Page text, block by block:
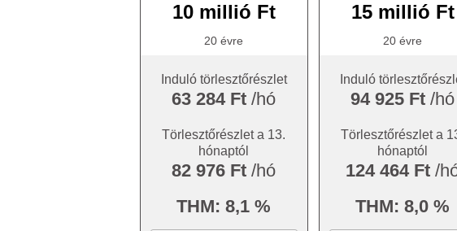
10 millió Ft
20 évre
Induló törlesztőrészlet
63 284 Ft/hó
Törlesztőrészlet a 13.
hónaptól
82 976 Ft/hó
THM: 8,1 %
15 millió Ft
20 évre
Induló
94 925 Ft /hó
Törlesztőrészlet a
hónaptól
124 464 Ft /
THM: 8,0 %